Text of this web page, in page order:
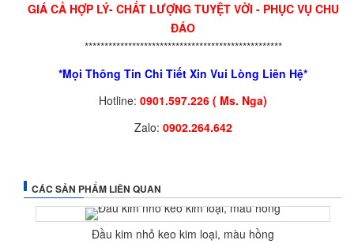
GIÁ CẢ HỢP LÝ- CHẤT LƯỢNG TUYỆT VỜI - PHỤC VỤ CHU
ĐÁO
**************************************************
*Mọi Thông Tin Chi Tiết Xin Vui Lòng Liên Hệ*
Hotline: 0901.597.226 ( Ms. Nga)
Zalo: 0902.264.642
CÁC SẢN PHẨM LIÊN QUAN
Đầu kim nhỏ keo kim loại, màu hồng